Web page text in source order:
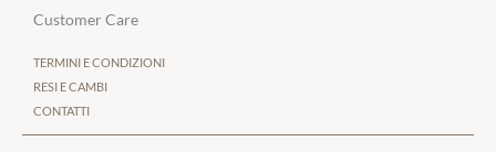
Customer Care
TERMINI E CONDIZIONI
RESI E CAMBI
CONTATTI